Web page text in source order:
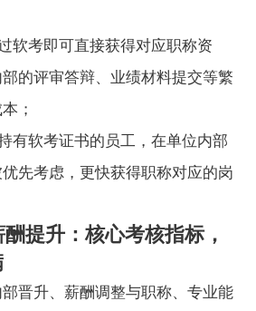
软考即可直接获得对应职称资
的评审答辩、业绩材料提交等繁
；
持有软考证书的员工，在单位内部
先考虑，更快获得职称对应的岗
提升：核心考核指标，
晋升、薪酬调整与职称、专业能